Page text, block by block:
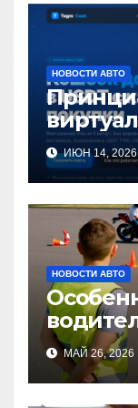
НОВОСТИ АВТО
карты
ИЮН 14,
НОВОСТИ АВТО
МАЙ 26, 2026